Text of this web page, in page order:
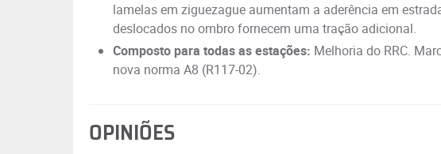
lamelas em ziguezague aumentam a aderência em
deslocados no ombro fornecem uma tração adicional.
Composto para todas as estações: Melhoria do RRC.
nova norma A8 (R117-02).
OPINIÕES